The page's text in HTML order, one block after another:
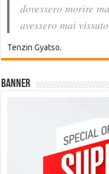
dovessero morire
avessero mai
Tenzin Gyatso.
Banner